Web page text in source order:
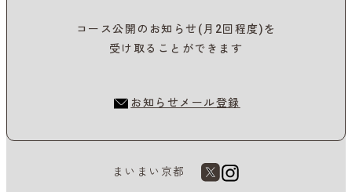
コース公開のお知らせ(月2回程度)を
受け取ることができます
お知らせメール登録
まいまい京都